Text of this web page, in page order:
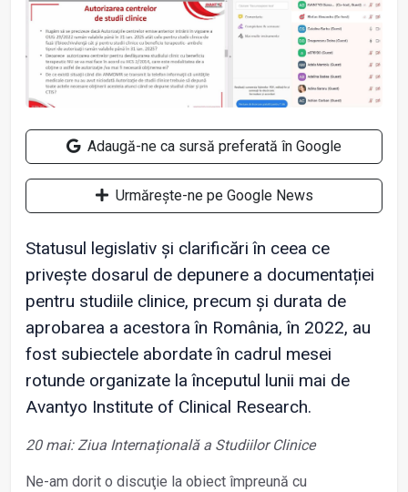
Adaugă-ne ca sursă preferată în Google
Urmărește-ne pe Google News
Statusul legislativ şi clarificări în ceea ce
priveşte dosarul de depunere a documentației
pentru studiile clinice, precum şi durata de
aprobarea a acestora în România, în 2022, au
fost subiectele abordate în cadrul mesei
rotunde organizate la începutul lunii mai de
Avantyo Institute of Clinical Research.
20 mai: Ziua Internațională a Studiilor Clinice
Ne-am dorit o discuţie la obiect împreună cu